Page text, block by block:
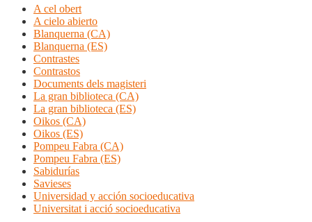
A cel obert
A cielo abierto
Blanquerna (CA)
Blanquerna (ES)
Contrastes
Contrastos
Documents dels magisteri
La gran biblioteca (CA)
La gran biblioteca (ES)
Oikos (CA)
Oikos (ES)
Pompeu Fabra (CA)
Pompeu Fabra (ES)
Sabidurías
Savieses
Universidad y acción socioeducativa
Universitat i acció socioeducativa